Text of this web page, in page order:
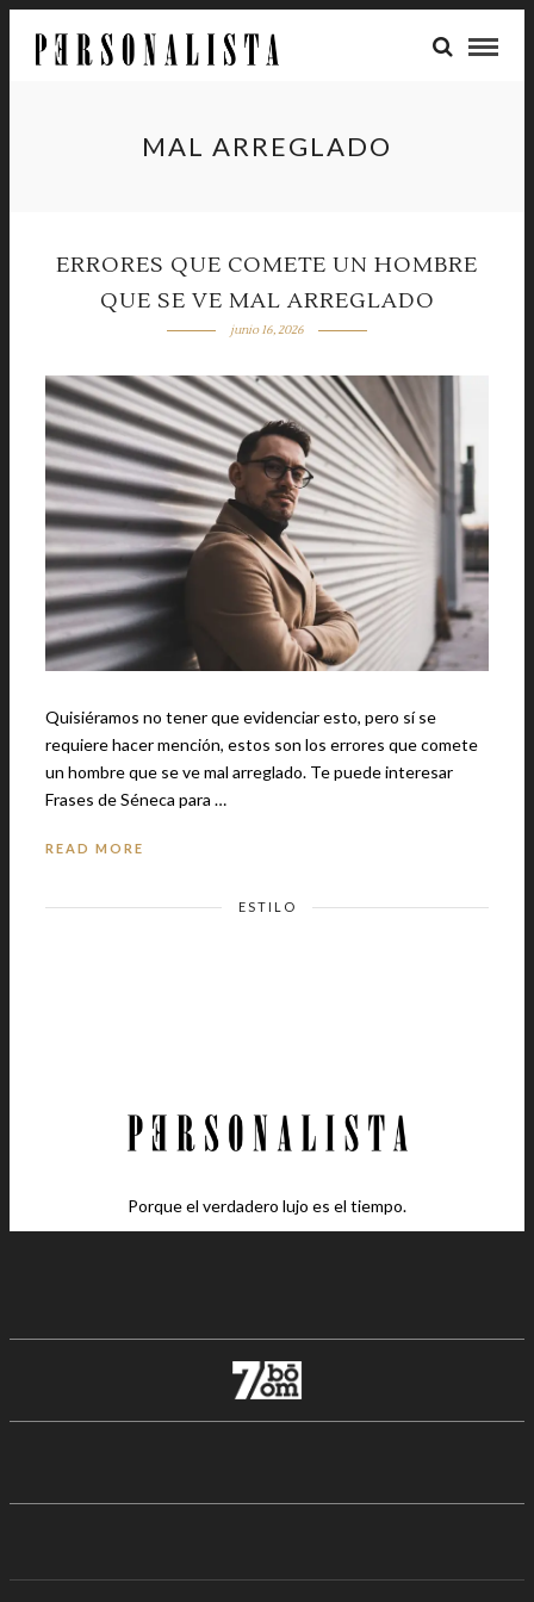
MAL ARREGLADO
ERRORES QUE COMETE UN HOMBRE
QUE SE VE MAL ARREGLADO
junio 16, 2026
Quisiéramos no tener que evidenciar esto, pero sí se
requiere hacer mención, estos son los errores que comete
un hombre que se ve mal arreglado. Te puede interesar
Frases de Séneca para …
READ MORE
ESTILO
Porque el verdadero lujo es el tiempo.